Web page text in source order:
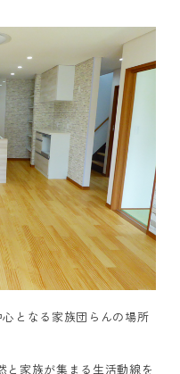
となる家族団らんの場所
と家族が集まる生活動線を